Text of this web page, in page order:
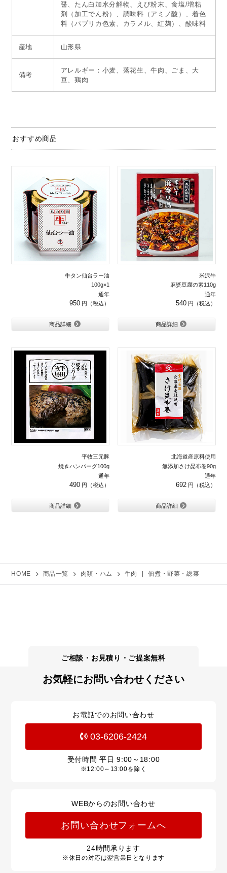
醤、たん白加水分解物、えび粉末、食塩/増粘
剤（加工でん粉）、調味料（アミノ酸）、着色
料（パプリカ色素、カラメル、紅麹）、酸味料
産地 山形県
備考
アレルギー：小麦、落花生、牛肉、ごま、大
豆、鶏肉
おすすめ商品
牛タン仙台ラー油
100g×1
通年
950
商品詳細
米沢牛
麻婆豆腐の素110g
通年
540
商品詳細
平牧三元豚
焼きハンバーグ100g
通年
490
商品詳細
北海道産原料使用
無添加さけ昆布巻90g
通年
692
商品詳細
HOME 商品一覧 肉類・ハム 牛肉 佃煮・野菜・総菜
お気軽にお問い合わせください
お電話でのお問い合わせ
03-6206-2424
受付時間 平日9:00～18:00
※12:00～13:00を除く
WEBからのお問い合わせ
お問い合わせフォームへ
24時間承ります
※休日の対応は翌営業日となります